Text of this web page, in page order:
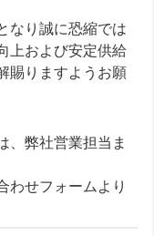
なり誠に恐縮では
上および安定供給
賜りますようお願
、弊社営業担当ま
わせフォームより